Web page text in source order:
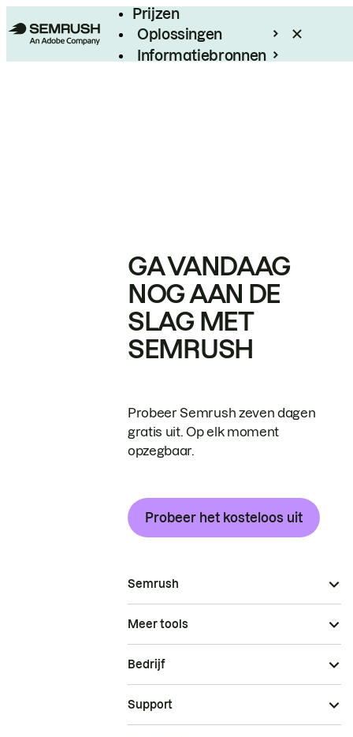
Prijzen
Oplossingen
Informatiebronnen
GA VANDAAG
NOG AAN DE
SLAG MET
SEMRUSH
Probeer Semrush zeven dagen
gratis uit. Op elk moment
opzegbaar.
Probeer het kosteloos uit
Semrush
Meer tools
Bedrijf
Support